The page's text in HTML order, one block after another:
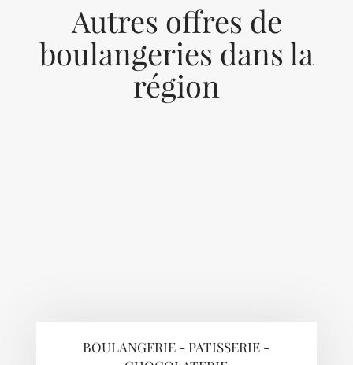
Autres offres de
boulangeries dans la
région
BOULANGERIE - PATISSERIE -